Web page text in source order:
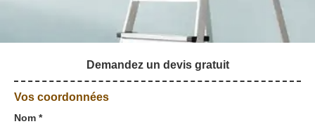
Demandez un devis gratuit
Vos coordonnées
Nom *